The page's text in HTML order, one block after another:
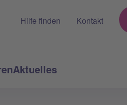
Aktuelles
Hilfe finden Kontakt